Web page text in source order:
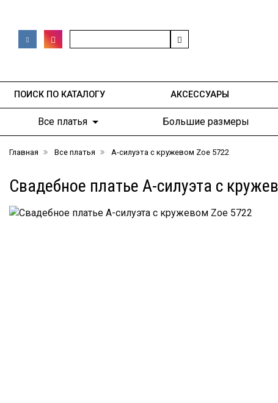
ПОИСК ПО КАТАЛОГУ АКСЕССУАРЫ
Все платья Большие размеры
Главная Все платья А-силуэта с кружевом Zoe 5722
Свадебное платье А-силуэта с